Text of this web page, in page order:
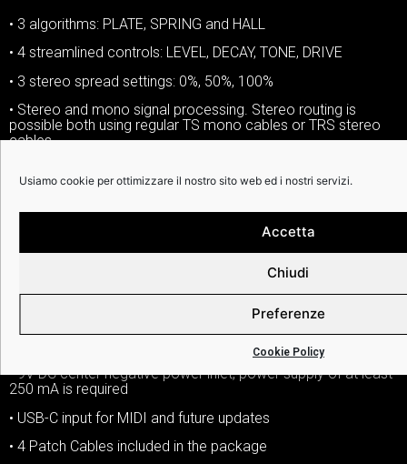
Usiamo cookie per ottimizzare il nostro sito web ed i nostri servizi.
Accetta
Chiudi
Preferenze
Cookie Policy
• 3 algorithms: PLATE, SPRING and HALL
• 4 streamlined controls: LEVEL, DECAY, TONE, DRIVE
• 3 stereo spread settings: 0%, 50%, 100%
• Stereo and mono signal processing. Stereo routing is
possible both using regular TS mono cables or TRS stereo
cables
SOUND, INPUT LEVEL + KILLDRY or DRY/WET MIX
• TRACK input for routing an auxiliary signal for controlling the
modulation
• MIDI/CLK input for MIDI clock or analog trigger sync for
• 9V DC center negative power inlet, power supply of at least
250 mA is required
• USB-C input for MIDI and future updates
• 4 Patch Cables included in the package